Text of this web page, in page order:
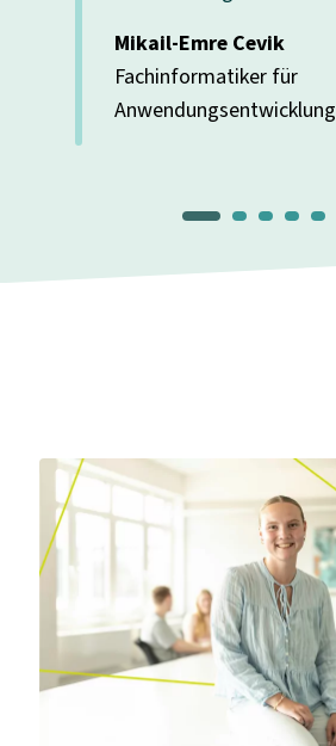
Mikail-Emre Cevik
Fachinformatiker für
Anwendungsentwicklung